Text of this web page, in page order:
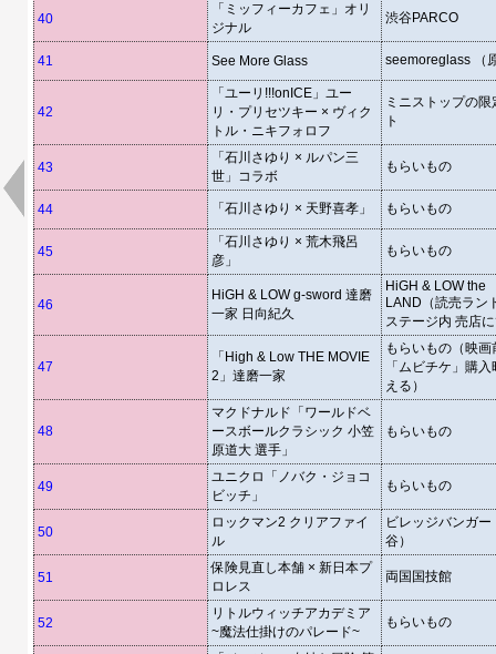
40
「ミッフィーカフェ」オリ
ジナル
渋谷PARCO
41 See More Glass seemoreglass （
42
「ユーリ!!!onICE」ユー
リ・プリセツキー × ヴィク
トル・ニキフォロフ
ミニストップの限
ト
43
「石川さゆり × ルパン三
世」コラボ
もらいもの
44 「石川さゆり × 天野喜孝」 もらいもの
45
「石川さゆり × 荒木飛呂
彦」
もらいもの
46
HiGH & LOW g-sword 達磨
一家 日向紀久
HiGH & LOW the
LAND（読売ラン
ステージ内 売店
47
「High & Low THE MOVIE
2」達磨一家
もらいもの（映画
「ムビチケ」購
える）
48
マクドナルド「ワールドベ
ースボールクラシック 小笠
原道大 選手」
もらいもの
49
ユニクロ「ノバク・ジョコ
ビッチ」
もらいもの
50
ロックマン2 クリアファイ
ル
ビレッジバンガー
谷）
51
保険見直し本舗 × 新日本プ
ロレス
両国国技館
52
リトルウィッチアカデミア
~魔法仕掛けのパレード~
もらいもの